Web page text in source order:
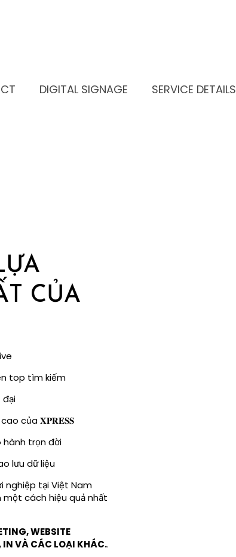
DIGITAL SIGNAGE SERVICE DETAILS
CỦA
top tìm kiếm
đại
của 𝐗𝐏𝐑𝐄𝐒𝐒
hành trọn đời
lưu dữ liệu
nghiệp tại Việt Nam
cách hiệu quả nhất
WEBSITE
IN VÀ CÁC LOẠI KHÁC..